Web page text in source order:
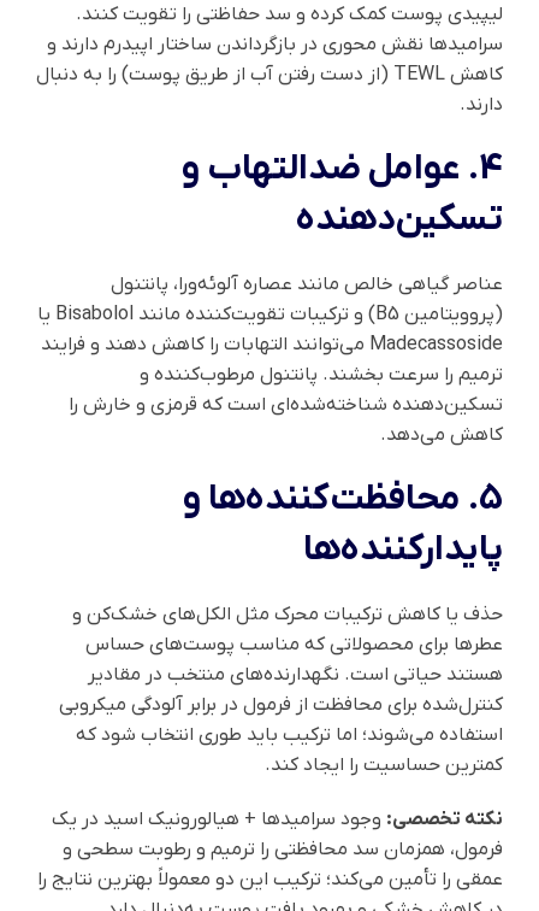
لیپیدی پوست کمک کرده و سد حفاظتی را تقویت کنند.
سرامیدها نقش محوری در بازگرداندن ساختار اپیدرم دارند و
کاهش TEWL (از دست رفتن آب از طریق پوست) را به دنبال
دارند.
4. عوامل ضدالتهاب و
تسکین‌دهنده
عناصر گیاهی خالص مانند عصاره آلوئه‌ورا، پانتنول
(پروویتامین B5) و ترکیبات تقویت‌کننده مانند Bisabolol یا
Madecassoside می‌توانند التهابات را کاهش دهند و فرایند
ترمیم را سرعت بخشند. پانتنول مرطوب‌کننده و
تسکین‌دهنده شناخته‌شده‌ای است که قرمزی و خارش را
کاهش می‌دهد.
5. محافظت‌کننده‌ها و
پایدارکننده‌ها
حذف یا کاهش ترکیبات محرک مثل الکل‌های خشک‌کن و
عطرها برای محصولاتی که مناسب پوست‌های حساس
هستند حیاتی است. نگهدارنده‌های منتخب در مقادیر
کنترل‌شده برای محافظت از فرمول در برابر آلودگی میکروبی
استفاده می‌شوند؛ اما ترکیب باید طوری انتخاب شود که
کمترین حساسیت را ایجاد کند.
نکته تخصصی: وجود سرامیدها + هیالورونیک اسید در یک
فرمول، همزمان سد محافظتی را ترمیم و رطوبت سطحی و
عمقی را تأمین می‌کند؛ ترکیب این دو معمولاً بهترین نتایج را